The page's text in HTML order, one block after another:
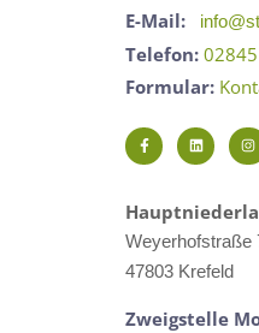
E-Mail:
Telefon:
Formular:
Weyerhofstraße
47803 Krefeld
Zweigstelle M